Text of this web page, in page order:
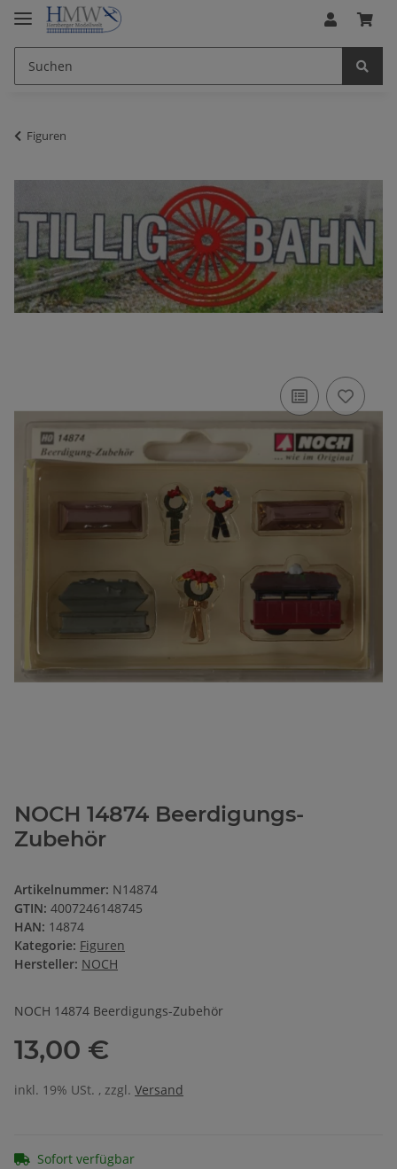
Figuren
NOCH 14874 Beerdigungs-
Zubehör
Artikelnummer: N14874
GTIN: 4007246148745
HAN: 14874
Kategorie: Figuren
Hersteller: NOCH
NOCH 14874 Beerdigungs-Zubehör
13,00 €
inkl. 19% USt. , zzgl. Versand
Sofort verfügbar